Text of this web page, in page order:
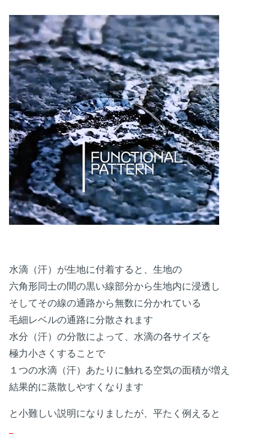
水滴（汗）が生地に付着すると、生地の
六角形同士の間の黒い線部分から生地内に浸透し
そしてその線の通路から無数に分かれている
毛細レベルの通路に分散されます
水分（汗）の分散によって、水滴の各サイズを
極力小さくすることで
１つの水滴（汗）あたりに触れる空気の面積が増え
結果的に蒸散しやすくなります
と小難しい説明になりましたが、平たく例えると